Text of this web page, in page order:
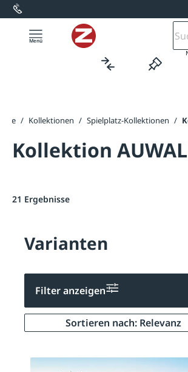
springen
/ Kollektionen / Spielplatz-Kollektionen /
Kollektion
21 Ergebnisse
Varianten
Filter anzeigen